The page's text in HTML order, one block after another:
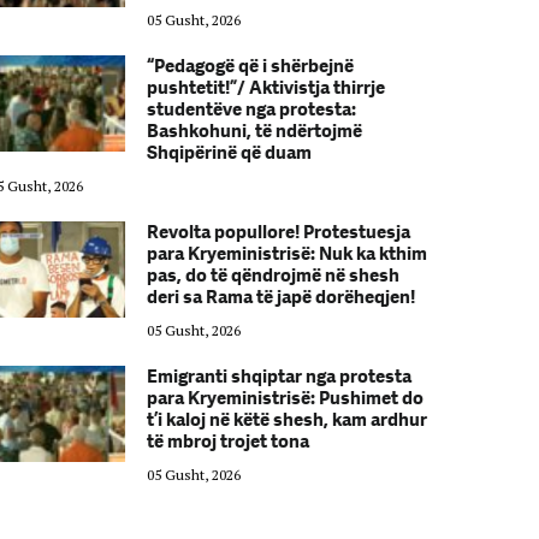
05 Gusht, 2026
“Pedagogë që i shërbejnë
pushtetit!”/ Aktivistja thirrje
studentëve nga protesta:
Bashkohuni, të ndërtojmë
Shqipërinë që duam
Gusht, 2026
Revolta popullore! Protestuesja
para Kryeministrisë: Nuk ka kthim
pas, do të qëndrojmë në shesh
deri sa Rama të japë dorëheqjen!
05 Gusht, 2026
Emigranti shqiptar nga protesta
para Kryeministrisë: Pushimet do
t’i kaloj në këtë shesh, kam ardhur
të mbroj trojet tona
05 Gusht, 2026